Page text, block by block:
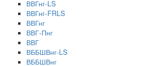
ВВГнг-LS
ВВГнг-FRLS
ВВГнг
ВВГ-Пнг
ВВГ
ВББШВнг-LS
ВББШВнг